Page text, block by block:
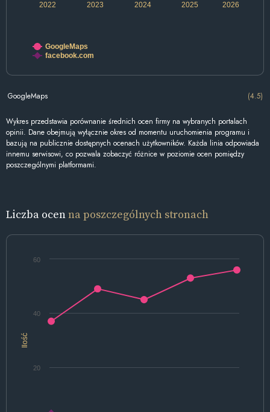
2022 2024 2026
2023 2025
GoogleMaps
facebook.com
GoogleMaps (4.5)
Wykres przedstawia porównanie średnich ocen firmy na wybranych portalach
opinii. Dane obejmują wyłącznie okres od momentu uruchomienia programu i
bazują na publicznie dostępnych ocenach użytkowników. Każda linia odpowiada
innemu serwisowi, co pozwala zobaczyć różnice w poziomie ocen pomiędzy
poszczególnymi platformami.
Liczba ocenna poszczególnych stronach
Ilość
20
40
60